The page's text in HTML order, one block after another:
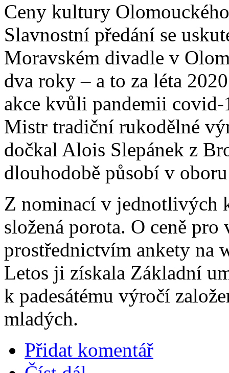
Ceny kultury
Slavnostní předání se
Moravském divadle v
dva roky – a to za léta
akce kvůli pandemii
Mistr tradiční rukodělné
dočkal Alois Slepánek z
dlouhodobě působí v
Z nominací v jednotlivých
složená porota. O ceně
prostřednictvím ankety na
Letos ji získala Základní
k padesátému výročí
mladých.
Přidat komentář